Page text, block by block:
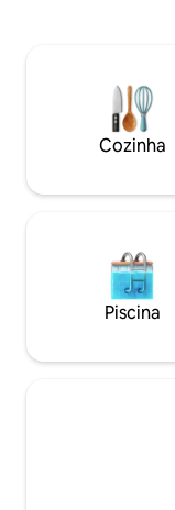
e pisos de madeira. Relaxe ou jante no
deck espaçoso, ou
passear pelo
totalmente cercado. Até 2 animais
taxa de $ 40
Cozinha
Piscina